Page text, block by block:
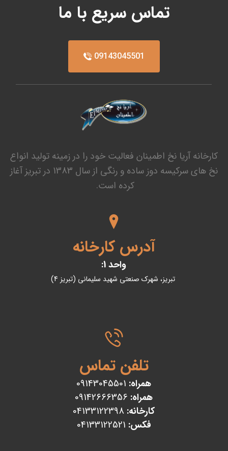
تماس سریع با ما
09143045501
کارخانه آریا نخ اطمینان فعالیت خود را در زمینه تولید انواع
نخ های سرکیسه دوز ساده و رنگی از سال 1383 در تبریز آغاز
کرده است.
آدرس کارخانه
واحد 1:
تبریز، شهرک صنعتی شهید سلیمانی (تبریز 4)
تلفن تماس
همراه:
همراه:
کارخانه: 04133122398
فکس: